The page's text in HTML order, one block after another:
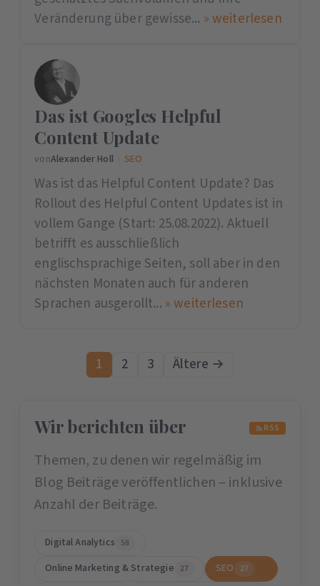
Veränderung über gewisse... » weiterlesen
Das ist Googles Helpful
Content Update
vonAlexander Holl SEO
Was ist das Helpful Content Update? Das
Rollout des Helpful Content Updates ist in
vollem Gange (Start: 25.08.2022). Aktuell
betrifft es ausschließlich
englischsprachige Seiten, soll aber in den
nächsten Monaten auch für anderen
Sprachen ausgerollt... » weiterlesen
1 2 3 Ältere →
Wir berichten über RSS
Themen, zu denen wir regelmäßig im
Blog Beiträge veröffentlichen – inklusive
Anzahl der Beiträge.
Digital Analytics 58
Online Marketing & Strategie 27 SEO 27